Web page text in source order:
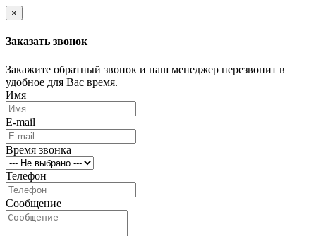
×
Заказать звонок
Закажите обратный звонок и наш менеджер перезвонит в
удобное для Вас время.
Имя
E-mail
Время звонка
Телефон
Сообщение